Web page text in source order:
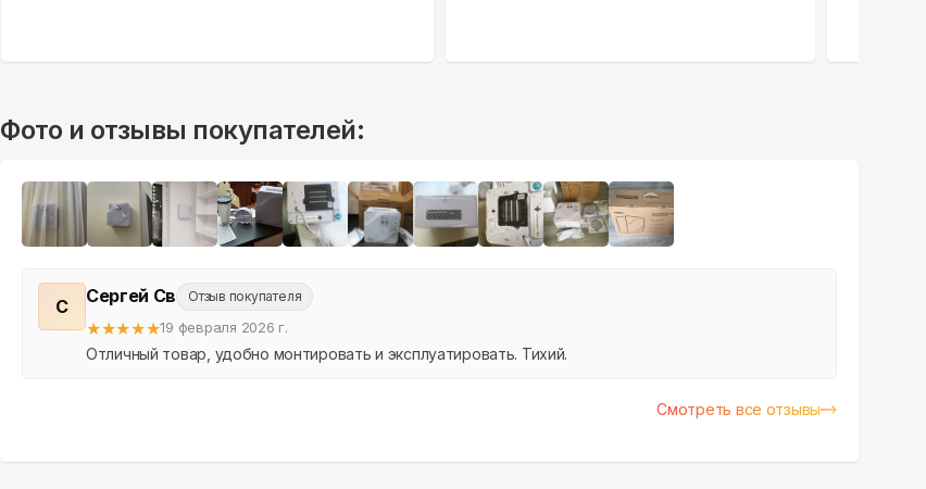
Фото и отзывы покупателей:
С Сергей Св Отзыв покупателя
★★★★★19 февраля 2026 г.
Отличный товар, удобно монтировать и эксплуатировать. Тихий.
Смотреть все отзывы